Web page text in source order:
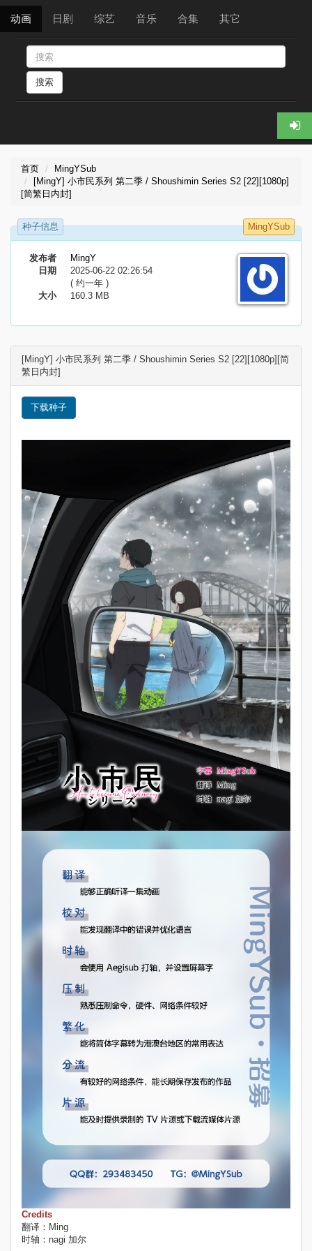
动画 日剧 综艺 音乐 合集 其它
搜索
首页
MingYSub
[MingY] 小市民系列 第二季 / Shoushimin Series S2 [22][1080p]
[简繁日内封]
种子信息 MingYSub
发布者
MingY
日期
2025-06-22 02:26:54
( 约一年 )
大小
160.3 MB
[MingY] 小市民系列 第二季 / Shoushimin Series S2 [22][1080p][简
繁日内封]
下载种子
Credits
翻译：Ming
时轴：nagi 加尔